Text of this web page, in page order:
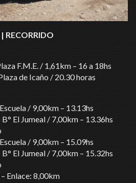
RECORRIDO
F.M.E. / 1,61km – 16 a 18hs
de Icaño / 20.30 horas
/ 9,00km – 13.13hs
El Jumeal / 7,00km – 13.36hs
/ 9,00km – 15.09hs
El Jumeal / 7,00km – 15.32hs
Enlace: 8,00km